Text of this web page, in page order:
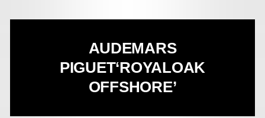
AUDEMARS
PIGUET‘ROYALOAK
OFFSHORE’